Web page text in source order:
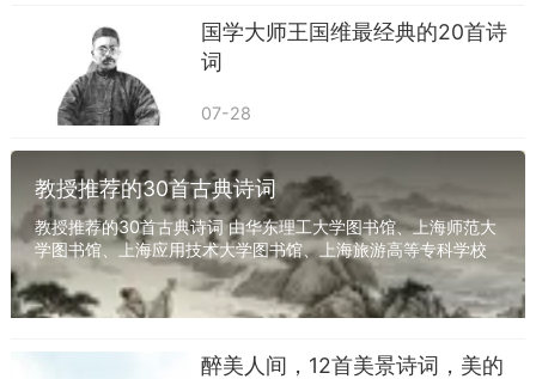
国学大师王国维最经典的20首诗
词
07-28
教授推荐的30首古典诗词
教授推荐的30首古典诗词 由华东理工大学图书馆、上海师范大
学图书馆、上海应用技术大学图书馆、上海旅游高等专科学校
图书馆（四家均位于奉贤海湾地区）共同推出...
醉美人间，12首美景诗词，美的